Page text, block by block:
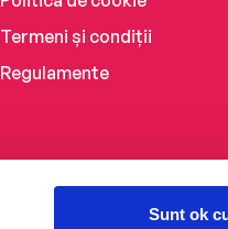
Sunt ok
Termeni și condiții
Regulamente